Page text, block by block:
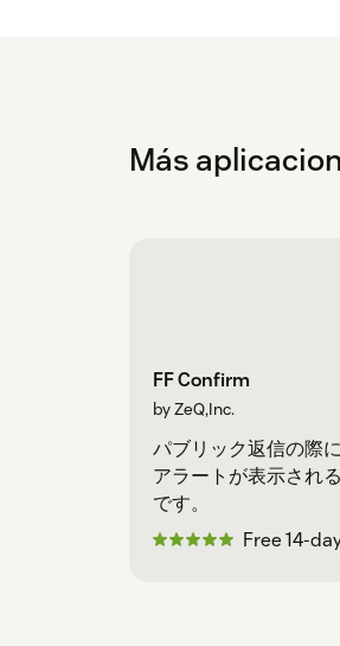
Más
FF Confirm
by ZeQ,Inc.
パブリック返信の際
アラートが表示され
です。
Free 14-